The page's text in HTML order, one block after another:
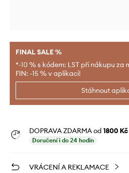
FINAL SALE %
*-10 % s kódem: LST při nákupu za
FIN: -15 % v aplikaci!
Stáhnout
DOPRAVA ZDARMA od 1800 Kč
Doručení i do 24 hodin
VRÁCENÍ A REKLAMACE